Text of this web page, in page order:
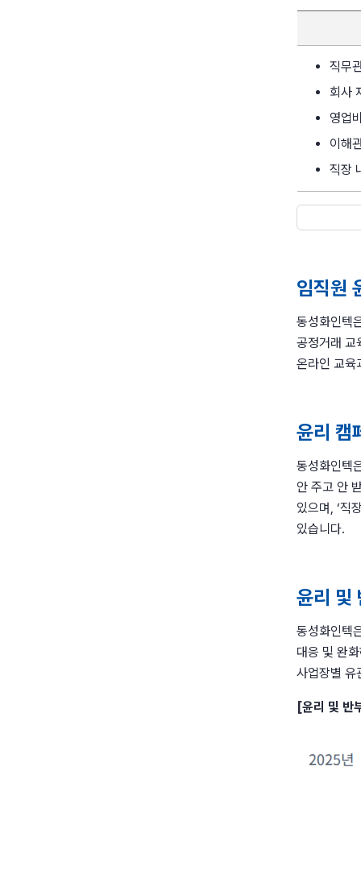
직무
회사
영업
이해
직장
임직원
동성화인텍
공정거래 교
온라인 교육
윤리 캠
동성화인텍
안 주고 안
있으며, ‘직
있습니다.
윤리 및
동성화인텍
대응 및 완
사업장별 유
[윤리 및 반